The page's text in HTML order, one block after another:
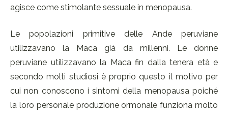
agisce come stimolante sessuale in menopausa.
Le popolazioni primitive delle Ande peruviane
utilizzavano la Maca già da millenni. Le donne
peruviane utilizzavano la Maca fin dalla tenera età e
secondo molti studiosi è proprio questo il motivo per
cui non conoscono i sintomi della menopausa poiché
la loro personale produzione ormonale funziona molto